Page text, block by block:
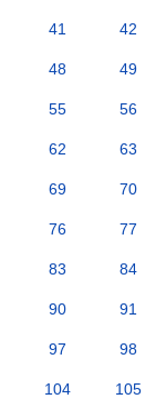
41 42
48 49
55 56
62 63
69 70
76 77
83 84
90 91
97 98
104 105